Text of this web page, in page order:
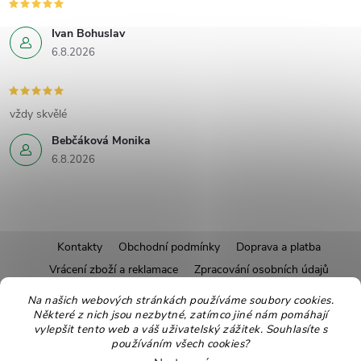
Na našich webových stránkách používáme soubory cookies.
Některé z nich jsou nezbytné, zatímco jiné nám pomáhají
vylepšit tento web a váš uživatelský zážitek. Souhlasíte s
používáním všech cookies?
Ivan Bohuslav
6.8.2026
Bebčáková Monika
6.8.2026
vždy skvělé
á
Kontakty Obchodní podmínky
Doprava a platba
Vrácení zboží a reklamace
Zpracování osobních údajů
Pravidla soutěží
Affiliate program
Recepty
Pro nové dodavatele
Ekologické balení Moje objednávka